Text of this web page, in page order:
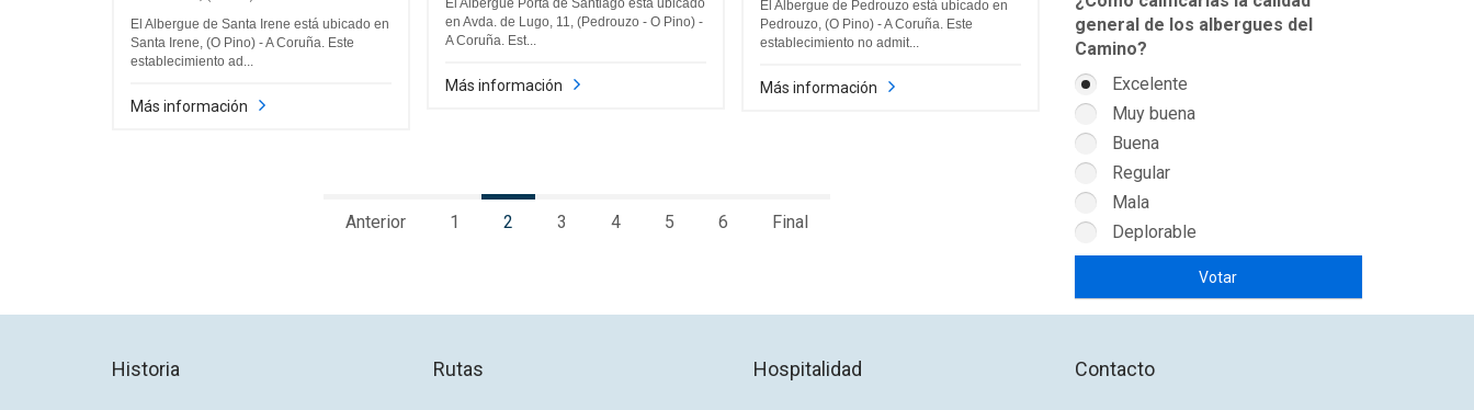
El Albergue Porta de Santiago está ubicado
en Avda. de Lugo, 11, (Pedrouzo - O Pino) -
A Coruña. Est...
Más información
El Albergue de Pedrouzo está ubicado en
Pedrouzo, (O Pino) - A Coruña. Este
establecimiento no admit...
Más información
El Albergue de Santa Irene está ubicado en
Santa Irene, (O Pino) - A Coruña. Este
establecimiento ad...
Más información
Anterior 1 2 3 4 5 6 Final
general de los albergues del
Camino?
Excelente
Muy buena
Buena
Regular
Mala
Deplorable
Historia Rutas Hospitalidad Contacto